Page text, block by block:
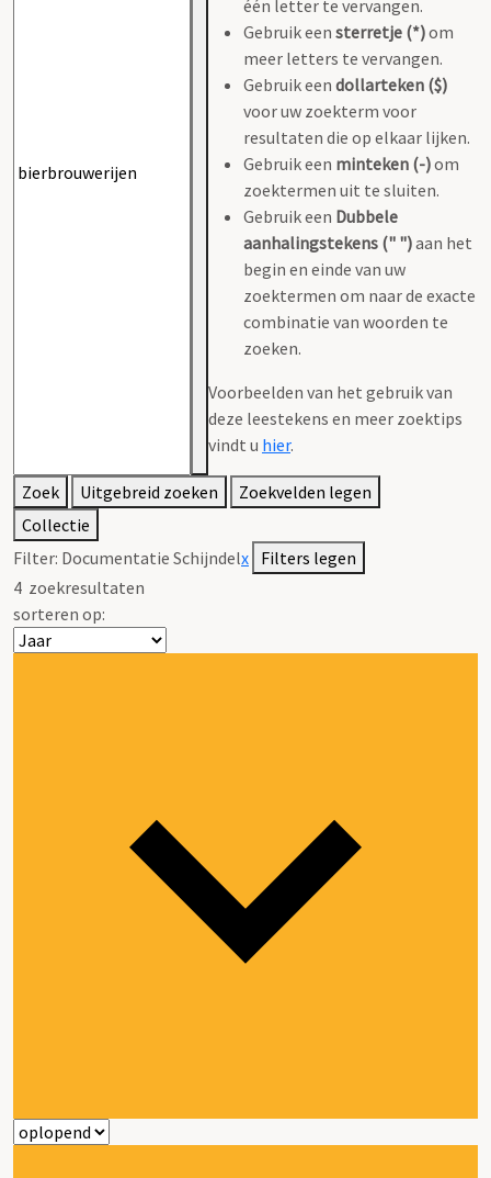
één letter te vervangen.
Gebruik een sterretje (*)om
meer letters te vervangen.
Gebruik een dollarteken ($)
voor uw zoekterm voor
resultaten die op elkaar lijken.
Gebruik een minteken (-)om
zoektermen uit te sluiten.
Gebruik een Dubbele
aanhalingstekens (" ")aan het
begin en einde van uw
zoektermen om naar de exacte
combinatie van woorden te
zoeken.
Voorbeelden van het gebruik van
deze leestekens en meer zoektips
vindt u hier.
Zoek Uitgebreid zoeken
Zoekvelden legen
Collectie
Filter: Documentatie Schijndelx Filters legen
4 zoekresultaten
sorteren op: